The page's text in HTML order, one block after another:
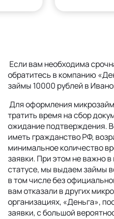
Если вам необходима
обратитесь в компанию
займы 10000 рублей в
Для оформления
тратить время на сбор
ожидание подтверждения.
иметь гражданство РФ,
минимальное количество
заявки. При этом не важно
статусе, мы выдаем займы
в том числе без
вам отказали в других
организациях, «Деньга»,
заявки, с большой